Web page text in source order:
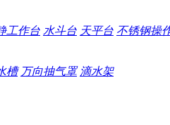
工作台 水斗台 天平台 不锈钢操
槽 万向抽气罩 滴水架